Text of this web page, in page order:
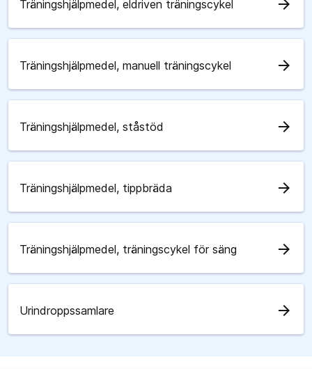
Träningshjälpmedel, eldriven träningscykel arrow_forward
Träningshjälpmedel, manuell träningscykel arrow_forward
Träningshjälpmedel, ståstöd arrow_forward
Träningshjälpmedel, tippbräda arrow_forward
Träningshjälpmedel, träningscykel för säng arrow_forward
Urindroppssamlare arrow_forward